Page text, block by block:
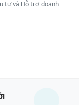
tư và Hỗ trợ doanh